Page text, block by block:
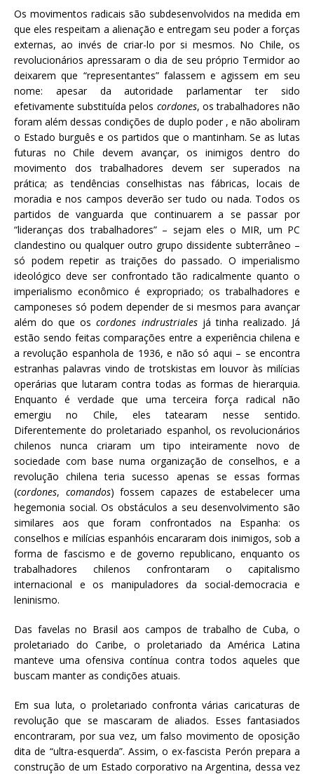
Os movimentos radicais são subdesenvolvidos na medida em
que eles respeitam a alienação e entregam seu poder a forças
externas, ao invés de criar-lo por si mesmos. No Chile, os
revolucionários apressaram o dia de seu próprio Termidor ao
deixarem que “representantes” falassem e agissem em seu
nome: apesar da autoridade parlamentar ter sido
efetivamente substituída pelos cordones, os trabalhadores não
foram além dessas condições de duplo poder , e não aboliram
o Estado burguês e os partidos que o mantinham. Se as lutas
futuras no Chile devem avançar, os inimigos dentro do
movimento dos trabalhadores devem ser superados na
prática; as tendências conselhistas nas fábricas, locais de
moradia e nos campos deverão ser tudo ou nada. Todos os
partidos de vanguarda que continuarem a se passar por
“lideranças dos trabalhadores” – sejam eles o MIR, um PC
clandestino ou qualquer outro grupo dissidente subterrâneo –
só podem repetir as traições do passado. O imperialismo
ideológico deve ser confrontado tão radicalmente quanto o
imperialismo econômico é expropriado; os trabalhadores e
camponeses só podem depender de si mesmos para avançar
além do que oscordones indrustrialesjá tinha realizado. Já
estão sendo feitas comparações entre a experiência chilena e
a revolução espanhola de 1936, e não só aqui – se encontra
estranhas palavras vindo de trotskistas em louvor às milícias
operárias que lutaram contra todas as formas de hierarquia.
Enquanto é verdade que uma terceira força radical não
emergiu no Chile, eles tatearam nesse sentido.
Diferentemente do proletariado espanhol, os revolucionários
chilenos nunca criaram um tipo inteiramente novo de
sociedade com base numa organização de conselhos, e a
revolução chilena teria sucesso apenas se essas formas
(cordones, comandos) fossem capazes de estabelecer uma
hegemonia social. Os obstáculos a seu desenvolvimento são
similares aos que foram confrontados na Espanha: os
conselhos e milícias espanhóis encararam dois inimigos, sob a
forma de fascismo e de governo republicano, enquanto os
trabalhadores chilenos confrontaram o capitalismo
internacional e os manipuladores da social-democracia e
leninismo.
Das favelas no Brasil aos campos de trabalho de Cuba, o
proletariado do Caribe, o proletariado da América Latina
manteve uma ofensiva contínua contra todos aqueles que
buscam manter as condições atuais.
Em sua luta, o proletariado confronta várias caricaturas de
revolução que se mascaram de aliados. Esses fantasiados
encontraram, por sua vez, um falso movimento de oposição
dita de “ultra-esquerda”. Assim, o ex-fascista Perón prepara a
construção de um Estado corporativo na Argentina, dessa vez